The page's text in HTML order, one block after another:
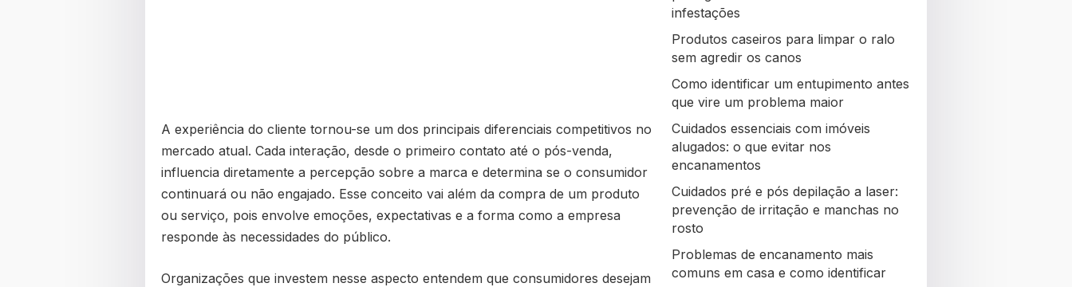
A experiência do cliente tornou-se um dos principais diferenciais competitivos no
mercado atual. Cada interação, desde o primeiro contato até o pós-venda,
influencia diretamente a percepção sobre a marca e determina se o consumidor
continuará ou não engajado. Esse conceito vai além da compra de um produto
ou serviço, pois envolve emoções, expectativas e a forma como a empresa
responde às necessidades do público.
Organizações que investem nesse aspecto entendem que consumidores desejam
infestações
Produtos caseiros para limpar o ralo
sem agredir os canos
Como identificar um entupimento antes
que vire um problema maior
Cuidados essenciais com imóveis
alugados: o que evitar nos
encanamentos
Cuidados pré e pós depilação a laser:
prevenção de irritação e manchas no
rosto
Problemas de encanamento mais
comuns em casa e como identificar